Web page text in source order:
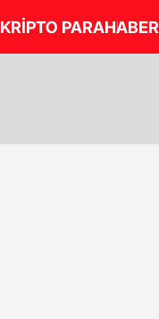
KRİPTO PARAHABER